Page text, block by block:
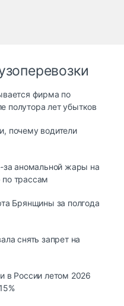
фирма по
полутора лет убытков
почему водители
за аномальной жары на
трассам
Брянщины за полгода
снять запрет на
в России летом 2026